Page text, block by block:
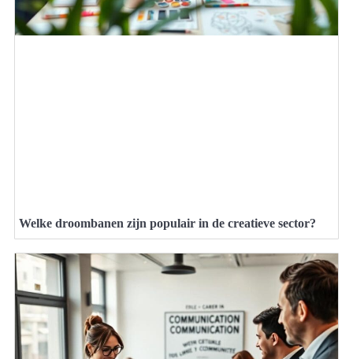
Welke droombanen zijn populair in de creatieve sector?